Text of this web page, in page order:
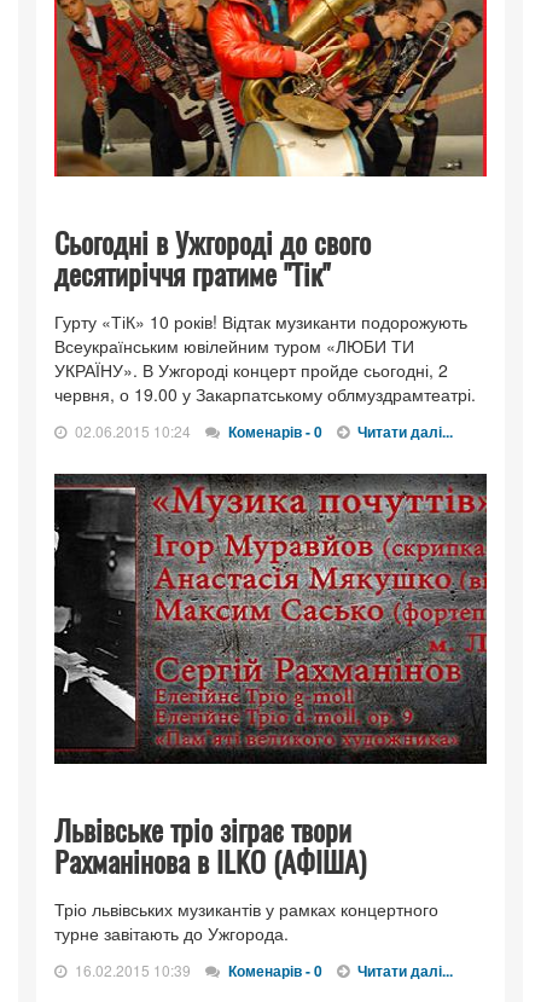
Сьогодні в Ужгороді до свого
десятиріччя гратиме "Тік"
Гурту «ТіК» 10 років! Відтак музиканти подорожують
Всеукраїнським ювілейним туром «ЛЮБИ ТИ
УКРАЇНУ». В Ужгороді концерт пройде сьогодні, 2
червня, о 19.00 у Закарпатському облмуздрамтеатрі.
02.06.2015 10:24 Коменарів - 0 Читати далі...
Львівське тріо зіграє твори
Рахманінова в ILKO (АФІША)
Тріо львівських музикантів у рамках концертного
турне завітають до Ужгорода.
16.02.2015 10:39 Коменарів - 0 Читати далі...